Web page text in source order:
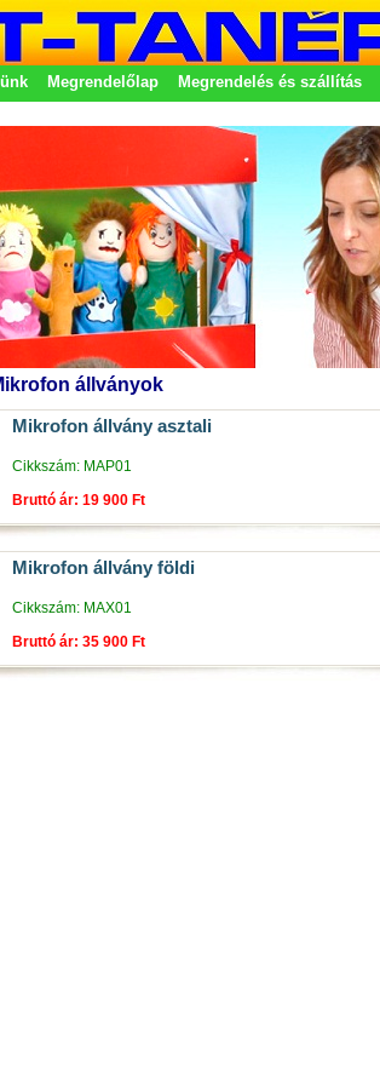
Megrendelőlap Megrendelés és szállítás
állványok
Mikrofon állvány asztali
Cikkszám: MAP01
Bruttó ár: 19 900 Ft
Mikrofon állvány földi
Cikkszám: MAX01
Bruttó ár: 35 900 Ft